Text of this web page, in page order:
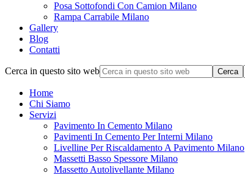
Posa Sottofondi Con Camion Milano
Rampa Carrabile Milano
Gallery
Blog
Contatti
Cerca in questo sito web
Home
Chi Siamo
Servizi
Pavimento In Cemento Milano
Pavimenti In Cemento Per Interni Milano
Livelline Per Riscaldamento A Pavimento Milano
Massetti Basso Spessore Milano
Massetto Autolivellante Milano